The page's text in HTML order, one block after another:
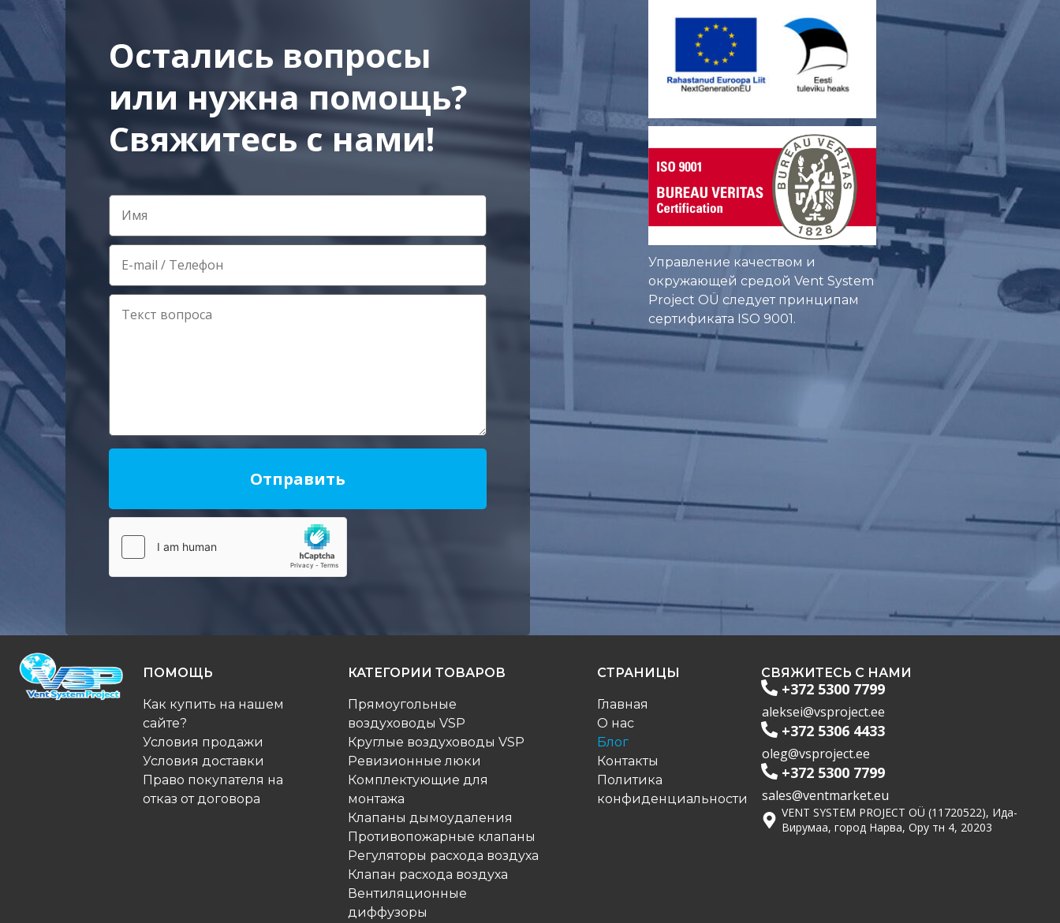
Остались вопросы
или нужна помощь?
Свяжитесь с нами!
Отправить
Управление качеством и
окружающей средой Vent System
Project OÜ следует принципам
сертификата ISO 9001.
ПОМОЩЬ
Как купить на нашем
сайте?
Условия продажи
Условия доставки
Право покупателя на
отказ от договора
КАТЕГОРИИ ТОВАРОВ
Прямоугольные
воздуховоды VSP
Круглые воздуховоды VSP
Ревизионные люки
Комплектующие для
монтажа
Клапаны дымоудаления
Противопожарные клапаны
Регуляторы расхода воздуха
Клапан расхода воздуха
Вентиляционные
диффузоры
СТРАНИЦЫ
Главная
О нас
Блог
Контакты
Политика
конфиденциальности
СВЯЖИТЕСЬ С НАМИ
+372 5300 7799
aleksei@vsproject.ee
+372 5306 4433
oleg@vsproject.ee
+372 5300 7799
sales@ventmarket.eu
VENT SYSTEM PROJECT OÜ (11720522), Ида-
Вирумаа, город Нарва, Ору тн 4, 20203